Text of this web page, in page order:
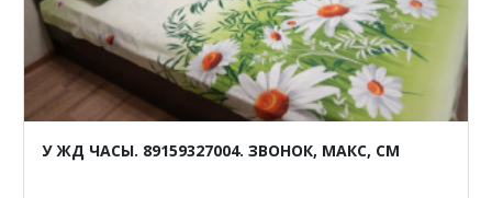
У ЖД ЧАСЫ. 89159327004. ЗВОНОК, МАКС, СМ